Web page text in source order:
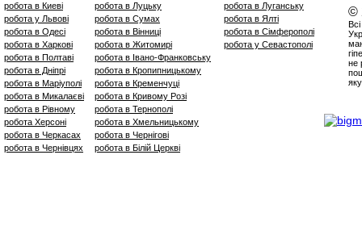
робота в Киеві
робота у Львові
робота в Одесі
робота в Харкові
робота в Полтаві
робота в Дніпрі
робота в Маріуполі
робота в Микалаєві
робота в Рівному
робота Херсоні
робота в Черкасах
робота в Чернівцях
робота в Луцьку
робота в Сумах
робота в Вінниці
робота в Житомирі
робота в Івано-Франковську
робота в Кропипницькому
робота в Кременчуці
робота в Кривому Розі
робота в Тернополі
робота в Хмельницькому
робота в Чернігові
робота в Білій Церкві
робота в Луганську
робота в Ялті
робота в Сімферополі
робота у Севастополі
©
не